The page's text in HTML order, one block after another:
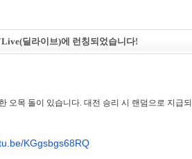
딜라이브)에 런칭되었습니다!
오목 돌이 있습니다. 대전 승리 시 랜덤으로 지급
KGgsbgs68RQ